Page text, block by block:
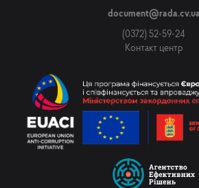
document@rada.cv.ua
(0372) 52-59-24
Контакт центр